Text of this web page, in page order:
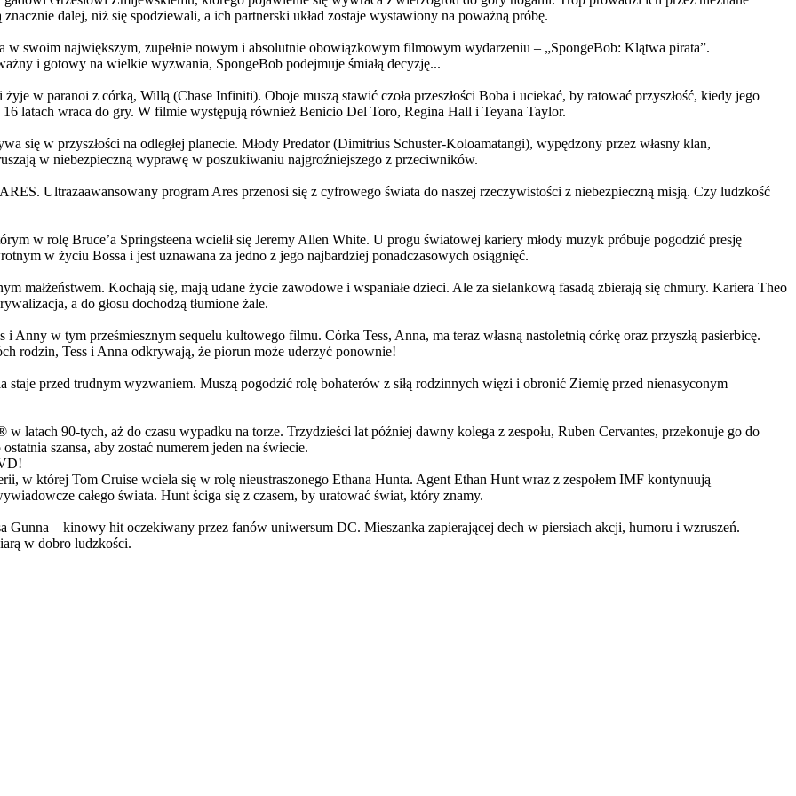
dalej, niż się spodziewali, a ich partnerski układ zostaje wystawiony na poważną próbę.
swoim największym, zupełnie nowym i absolutnie obowiązkowym filmowym wydarzeniu – „SpongeBob: Klątwa pirata”.
i gotowy na wielkie wyzwania, SpongeBob podejmuje śmiałą decyzję...
w paranoi z córką, Willą (Chase Infiniti). Oboje muszą stawić czoła przeszłości Boba i uciekać, by ratować przyszłość, kiedy jego
latach wraca do gry. W filmie występują również Benicio Del Toro, Regina Hall i Teyana Taylor.
się w przyszłości na odległej planecie. Młody Predator (Dimitrius Schuster-Koloamatangi), wypędzony przez własny klan,
w niebezpieczną wyprawę w poszukiwaniu najgroźniejszego z przeciwników.
Ultrazaawansowany program Ares przenosi się z cyfrowego świata do naszej rzeczywistości z niebezpieczną misją. Czy ludzkość
w rolę Bruce’a Springsteena wcielił się Jeremy Allen White. U progu światowej kariery młody muzyk próbuje pogodzić presję
w życiu Bossa i jest uznawana za jedno z jego najbardziej ponadczasowych osiągnięć.
małżeństwem. Kochają się, mają udane życie zawodowe i wspaniałe dzieci. Ale za sielankową fasadą zbierają się chmury. Kariera Theo
a do głosu dochodzą tłumione żale.
w tym prześmiesznym sequelu kultowego filmu. Córka Tess, Anna, ma teraz własną nastoletnią córkę oraz przyszłą pasierbicę.
rodzin, Tess i Anna odkrywają, że piorun może uderzyć ponownie!
przed trudnym wyzwaniem. Muszą pogodzić rolę bohaterów z siłą rodzinnych więzi i obronić Ziemię przed nienasyconym
latach 90-tych, aż do czasu wypadku na torze. Trzydzieści lat później dawny kolega z zespołu, Ruben Cervantes, przekonuje go do
szansa, aby zostać numerem jeden na świecie.
w której Tom Cruise wciela się w rolę nieustraszonego Ethana Hunta. Agent Ethan Hunt wraz z zespołem IMF kontynuują
całego świata. Hunt ściga się z czasem, by uratować świat, który znamy.
– kinowy hit oczekiwany przez fanów uniwersum DC. Mieszanka zapierającej dech w piersiach akcji, humoru i wzruszeń.
w dobro ludzkości.